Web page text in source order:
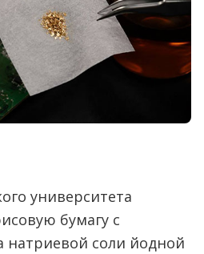
университета
бумагу с
соли йодной